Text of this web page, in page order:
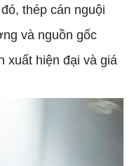
thép cán nguội
và nguồn gốc
xuất hiện đại và giá